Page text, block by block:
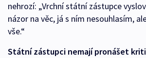
nehrozí: „Vrchní státní zástupce
názor na věc, já s ním nesouhlasím,
vše.“
Státní zástupci nemají pronášet